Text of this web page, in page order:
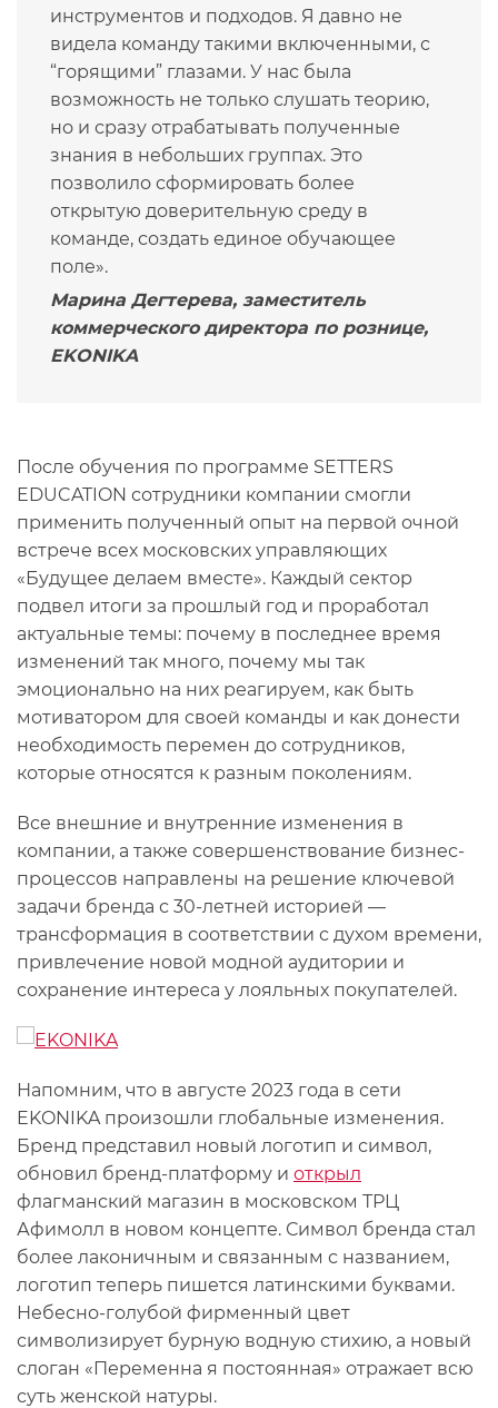
инструментов и подходов. Я давно не
видела команду такими включенными, с
“горящими” глазами. У нас была
возможность не только слушать теорию,
но и сразу отрабатывать полученные
знания в небольших группах. Это
позволило сформировать более
открытую доверительную среду в
команде, создать единое обучающее
поле».
Марина Дегтерева, заместитель
коммерческого директора по рознице,
EKONIKA
После обучения по программе SETTERS
EDUCATION сотрудники компании смогли
применить полученный опыт на первой очной
встрече всех московских управляющих
«Будущее делаем вместе». Каждый сектор
подвел итоги за прошлый год и проработал
актуальные темы: почему в последнее время
изменений так много, почему мы так
эмоционально на них реагируем, как быть
мотиватором для своей команды и как донести
необходимость перемен до сотрудников,
которые относятся к разным поколениям.
Все внешние и внутренние изменения в
компании, а также совершенствование бизнес-
процессов направлены на решение ключевой
задачи бренда с 30-летней историей —
трансформация в соответствии с духом времени,
привлечение новой модной аудитории и
сохранение интереса у лояльных покупателей.
Напомним, что в августе 2023 года в сети
EKONIKA произошли глобальные изменения.
Бренд представил новый логотип и символ,
обновил бренд-платформу и открыл
флагманский магазин в московском ТРЦ
Афимолл в новом концепте. Символ бренда стал
более лаконичным и связанным с названием,
логотип теперь пишется латинскими буквами.
Небесно-голубой фирменный цвет
символизирует бурную водную стихию, а новый
слоган «Переменна я постоянная» отражает всю
суть женской натуры.